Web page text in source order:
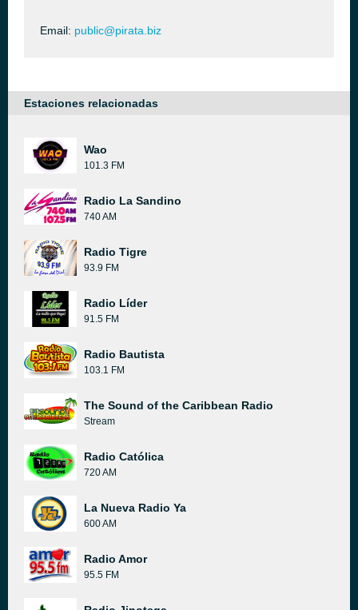
Email: public@pirata.biz
Estaciones relacionadas
Wao
101.3 FM
Radio La Sandino
740 AM
Radio Tigre
93.9 FM
Radio Líder
91.5 FM
Radio Bautista
103.1 FM
The Sound of the Caribbean Radio
Stream
Radio Católica
720 AM
La Nueva Radio Ya
600 AM
Radio Amor
95.5 FM